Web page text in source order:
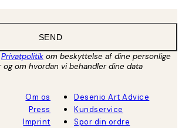
SEND
Privatpolitik om beskyttelse af dine personlige
og om hvordan vi behandler dine data
Om os
Press
Imprint
Desenio Art Advice
Kundservice
Spor din ordre